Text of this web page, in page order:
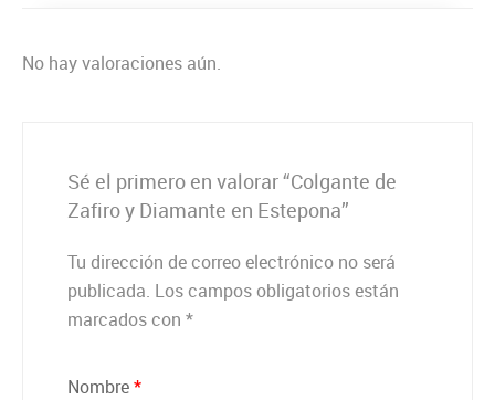
No hay valoraciones aún.
Sé el primero en valorar “Colgante de
Zafiro y Diamante en Estepona”
Tu dirección de correo electrónico no será
publicada. Los campos obligatorios están
marcados con *
Nombre*